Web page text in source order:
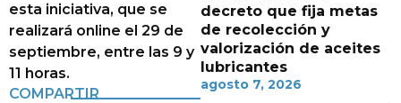
esta iniciativa, que se
realizará online el 29 de
septiembre, entre las 9 y
11 horas.
COMPARTIR
decreto que fija metas
de recolección y
valorización de aceites
lubricantes
agosto 7, 2026